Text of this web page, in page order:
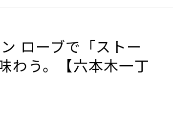
ローブで「ストー
わう。【六本木一丁